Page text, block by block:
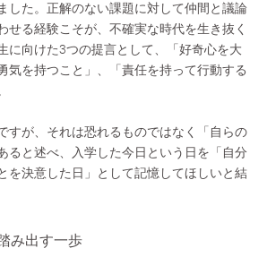
した。正解のない課題に対して仲間と議論
せる経験こそが、不確実な時代を生き抜く
に向けた3つの提言として、「好奇心を大
気を持つこと」、「責任を持って行動する
すが、それは恐れるものではなく「自らの
ると述べ、入学した今日という日を「自分
を決意した日」として記憶してほしいと結
み出す一歩